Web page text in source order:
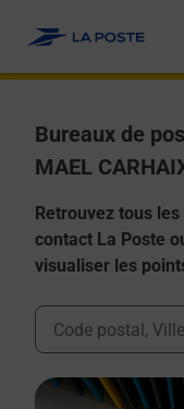
Bureaux de
MAEL
Retrouvez tous
contact La Poste
visualiser les
Ville, Département,